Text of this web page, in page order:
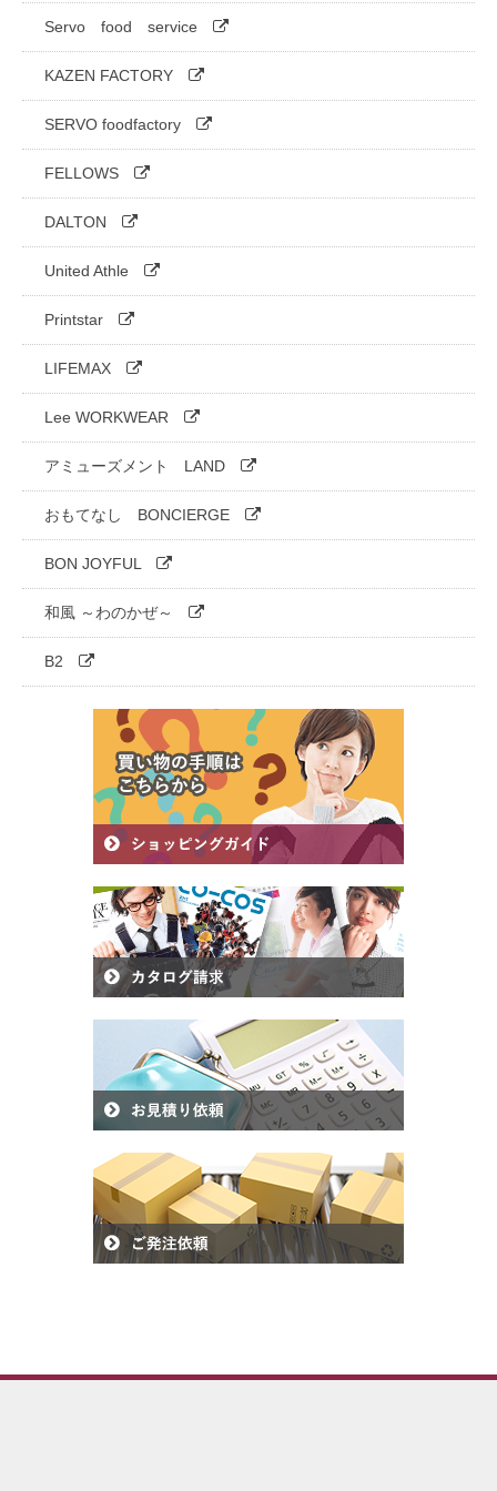
Servo food service
KAZEN FACTORY
SERVO foodfactory
FELLOWS
DALTON
United Athle
Printstar
LIFEMAX
Lee WORKWEAR
アミューズメント LAND
おもてなし BONCIERGE
BON JOYFUL
和風 ～わのかぜ～
B2